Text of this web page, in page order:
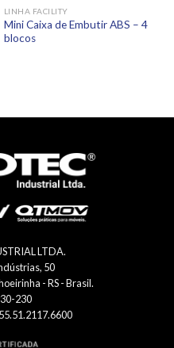
LINHA FACILITY
Mini Caixa de Embutir ABS – 4
blocos
LTDA.
50
- RS - Brasil.
230